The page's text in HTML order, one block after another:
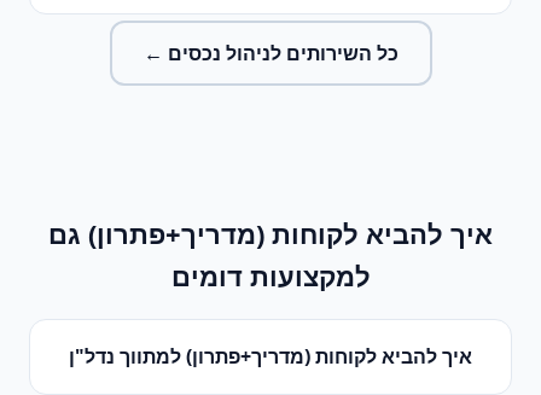
כל השירותים לניהול נכסים ←
איך להביא לקוחות (מדריך+פתרון) גם
למקצועות דומים
איך להביא לקוחות (מדריך+פתרון)למתווך נדל"ן